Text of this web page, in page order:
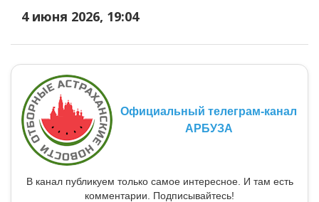
4 июня 2026, 19:04
Официальный телеграм-канал
АРБУЗА
В канал публикуем только самое интересное. И там есть
комментарии. Подписывайтесь!